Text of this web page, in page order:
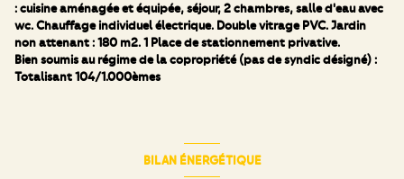
: cuisine aménagée et équipée, séjour, 2 chambres, salle d'eau avec
wc. Chauffage individuel électrique. Double vitrage PVC. Jardin
non attenant : 180 m2. 1 Place de stationnement privative.
Bien soumis au régime de la copropriété (pas de syndic désigné) :
Totalisant 104/1.000èmes
BILAN ÉNERGÉTIQUE